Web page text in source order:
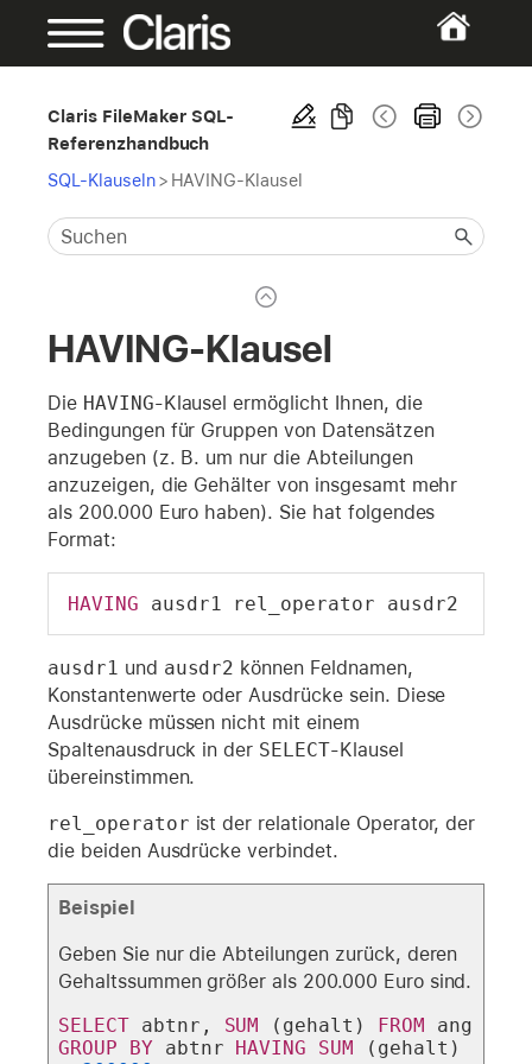
Claris FileMaker SQL-
Referenzhandbuch
SQL-Klauseln > HAVING-Klausel
HAVING-Klausel
Die HAVING-Klausel ermöglicht Ihnen, die
Bedingungen für Gruppen von Datensätzen
anzugeben (z. B. um nur die Abteilungen
anzuzeigen, die Gehälter von insgesamt mehr
als 200.000 Euro haben). Sie hat folgendes
Format:
HAVING ausdr1 rel_operator ausdr2
ausdr1 und ausdr2 können Feldnamen,
Konstantenwerte oder Ausdrücke sein. Diese
Ausdrücke müssen nicht mit einem
Spaltenausdruck in der SELECT-Klausel
übereinstimmen.
rel_operator ist der relationale Operator, der
die beiden Ausdrücke verbindet.
Beispiel
Geben Sie nur die Abteilungen zurück, deren
Gehaltssummen größer als 200.000 Euro sind.
SELECT abtnr, SUM (gehalt) FROM
GROUP
BY abtnr HAVING SUM